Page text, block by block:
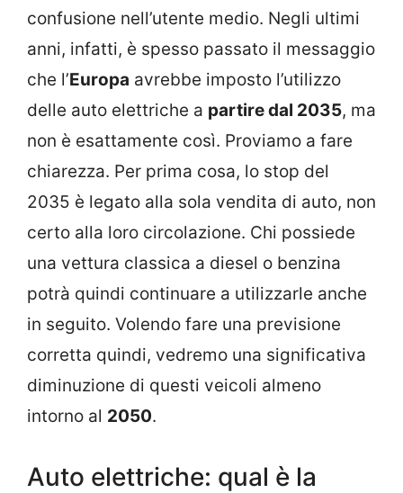
confusione nell’utente medio. Negli ultimi
anni, infatti, è spesso passato il messaggio
che l’Europa avrebbe imposto l’utilizzo
delle auto elettriche a partire dal 2035, ma
non è esattamente così. Proviamo a fare
chiarezza. Per prima cosa, lo stop del
2035 è legato alla sola vendita di auto, non
certo alla loro circolazione. Chi possiede
una vettura classica a diesel o benzina
potrà quindi continuare a utilizzarle anche
in seguito. Volendo fare una previsione
corretta quindi, vedremo una significativa
diminuzione di questi veicoli almeno
intorno al 2050.
Auto elettriche: qual è la